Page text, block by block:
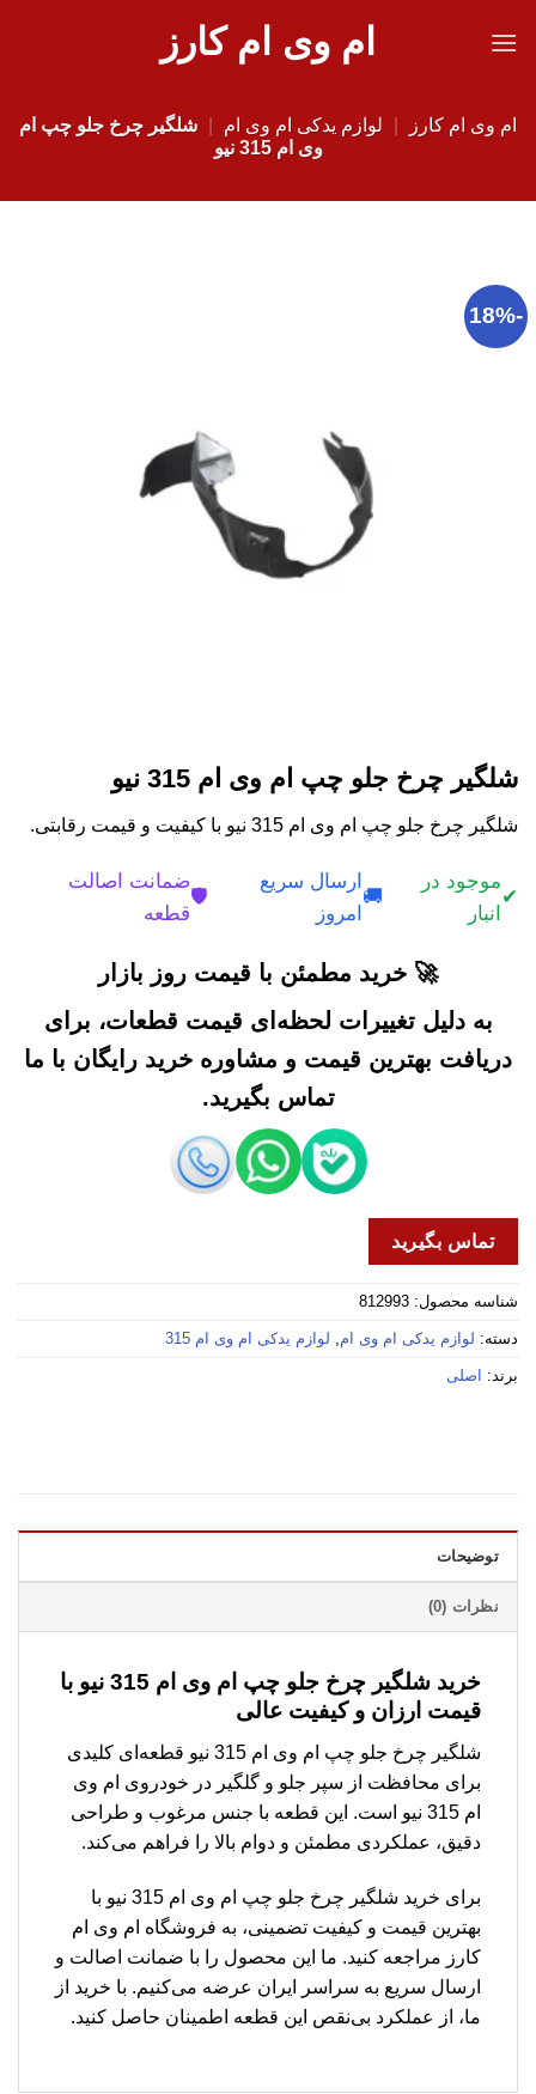
ام وی ام کارز
ام وی ام کارز لوازم یدکی ام وی ام
شلگیر چرخ جلو چپ ام
وی ام 315 نیو
-18%
شلگیر چرخ جلو چپ ام وی ام 315 نیو
شلگیر چرخ جلو چپ ام وی ام 315 نیو با کیفیت و قیمت رقابتی.
✔
موجود در
انبار
🚚
ارسال سریع
امروز
🛡️
ضمانت اصالت
قطعه
🚀 خرید مطمئن با قیمت روز بازار
به دلیل تغییرات لحظه‌ای قیمت قطعات، برای
دریافت بهترین قیمت و مشاوره خرید رایگان با ما
تماس بگیرید.
تماس بگیرید
شناسه محصول: 812993
دسته: لوازم یدکی ام وی ام, لوازم یدکی ام وی ام 315
برند: اصلی
توضیحات
نظرات (0)
خرید شلگیر چرخ جلو چپ ام وی ام 315 نیو با
قیمت ارزان و کیفیت عالی
شلگیر چرخ جلو چپ ام وی ام 315 نیو قطعه‌ای کلیدی
برای محافظت از سپر جلو و گلگیر در خودروی ام وی
ام 315 نیو است. این قطعه با جنس مرغوب و طراحی
دقیق، عملکردی مطمئن و دوام بالا را فراهم می‌کند.
برای خرید شلگیر چرخ جلو چپ ام وی ام 315 نیو با
بهترین قیمت و کیفیت تضمینی، به فروشگاه ام وی ام
کارز مراجعه کنید. ما این محصول را با ضمانت اصالت و
ارسال سریع به سراسر ایران عرضه می‌کنیم. با خرید از
ما، از عملکرد بی‌نقص این قطعه اطمینان حاصل کنید.